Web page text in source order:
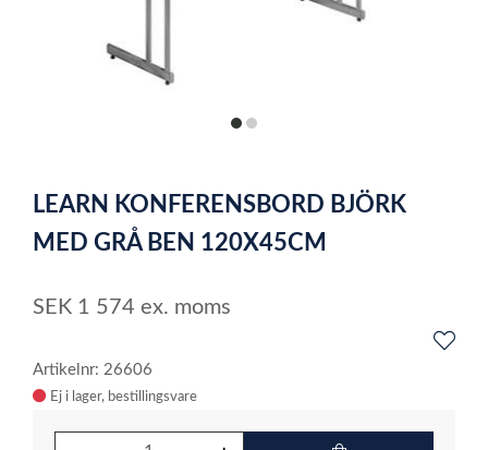
itemitem
of
2
LEARN KONFERENSBORD BJÖRK
MED GRÅ BEN 120X45CM
SEK 1 574 ex. moms
Artikelnr: 26606
Ej i lager